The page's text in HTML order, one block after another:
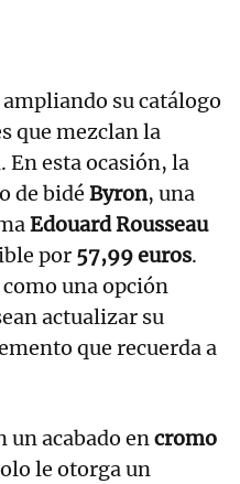
su catálogo
que mezclan la
En esta ocasión, la
de bidé Byron, una
Edouard Rousseau
por 57,99 euros.
una opción
actualizar su
que recuerda a
un acabado encromo
le otorga un